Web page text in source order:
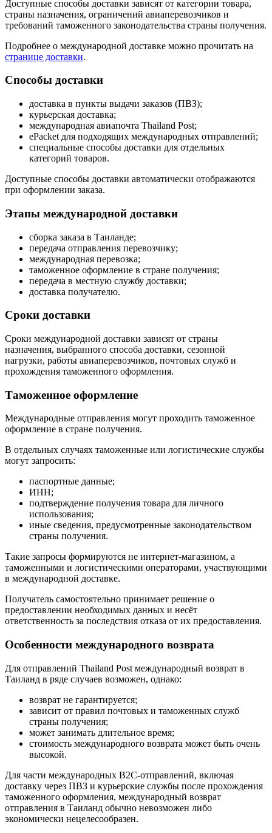
Доступные способы доставки зависят от категории товара,
страны назначения, ограничений авиаперевозчиков и
требований таможенного законодательства страны получения.
Подробнее о международной доставке можно прочитать на
странице доставки.
Способы доставки
доставка в пункты выдачи заказов (ПВЗ);
курьерская доставка;
международная авиапочта Thailand Post;
ePacket для подходящих международных отправлений;
специальные способы доставки для отдельных
категорий товаров.
Доступные способы доставки автоматически отображаются
при оформлении заказа.
Этапы международной доставки
сборка заказа в Таиланде;
передача отправления перевозчику;
международная перевозка;
таможенное оформление в стране получения;
передача в местную службу доставки;
доставка получателю.
Сроки доставки
Сроки международной доставки зависят от страны
назначения, выбранного способа доставки, сезонной
нагрузки, работы авиаперевозчиков, почтовых служб и
прохождения таможенного оформления.
Таможенное оформление
Международные отправления могут проходить таможенное
оформление в стране получения.
В отдельных случаях таможенные или логистические службы
могут запросить:
паспортные данные;
ИНН;
подтверждение получения товара для личного
использования;
иные сведения, предусмотренные законодательством
страны получения.
Такие запросы формируются не интернет-магазином, а
таможенными и логистическими операторами, участвующими
в международной доставке.
Получатель самостоятельно принимает решение о
предоставлении необходимых данных и несёт
ответственность за последствия отказа от их предоставления.
Особенности международного возврата
Для отправлений Thailand Post международный возврат в
Таиланд в ряде случаев возможен, однако:
возврат не гарантируется;
зависит от правил почтовых и таможенных служб
страны получения;
может занимать длительное время;
стоимость международного возврата может быть очень
высокой.
Для части международных B2C-отправлений, включая
доставку через ПВЗ и курьерские службы после прохождения
таможенного оформления, международный возврат
отправления в Таиланд обычно невозможен либо
экономически нецелесообразен.